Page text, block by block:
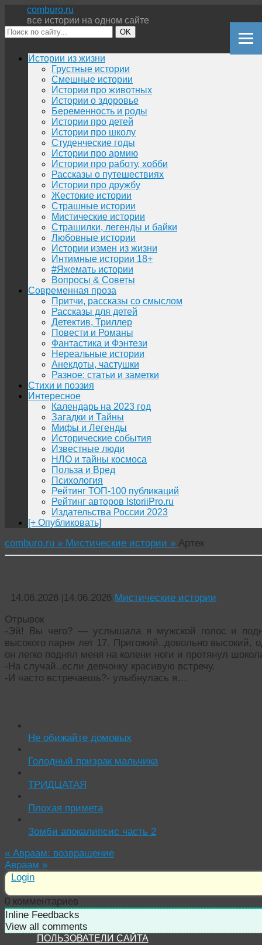
comburo.ru
все истории на одном сайте
OK
Перейти
содержимому
Истории из жизни
Грустные истории
Смешные истории
Истории про животных
Истории о здоровье
Беременность и роды
Истории про детей
Истории про школу
Студенческие годы
Истории про армию
Истории про работу, хобби
Рассказы о путешествиях
Истории про дружбу
Жестокие истории
Страшные истории
Мистические истории
Страшилки, легенды и байки
Любовные истории
Истории измен из жизни
Интимные истории 18+
#Яжемать истории
Вопросы & Советы
Современная проза
Притчи, рассказы со смыслом
Рассказы для детей
Детектив, Триллер
Повести и Романы
Фантастика и Фэнтези
Нереальные истории
Анекдоты, частушки
Разное: статьи и заметки
Стихи и поэзия
Интересное
Календарь на 2023 год
Загадки и Тайны
Мифы и Легенды
Исторические события
Известные люди
НЛО и тайны космоса
Польза и Вред
Психология
Рейтинг ТОП-100 публикаций
Рейтинг авторов IstoriiPro.ru
Издательства России 2023
[+ Опубликовать]
comburo.ru » Мистические истории » Артек
14.06.2026 |14.06.2026 Мистические истории
Отрывок
-Эй! Вы чего? — услышала я мужской голос и
высокого парня лет 17. Пригожий..довольно
он легко поднял меня на колени ноги и протянул
-На случай..если девчонку красивую встречу.
-И часто встречаешь?- улыбнулась я…
Не обижайте домовых
Голодный призрак мальчика
ТРИДЦАТАЯ
Плохая примета
Зомби апокалипсис часть 2
« Авраам: возвращение
Авраам »
Login
0 комментариев
Inline Feedbacks
View all comments
ПОЛЬЗОВАТЕЛИ САЙТА